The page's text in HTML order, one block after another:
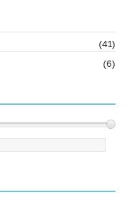
(41)
(6)